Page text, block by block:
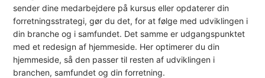
sender dine medarbejdere på kursus eller opdaterer din
forretningsstrategi, gør du det, for at følge med udviklingen i
din branche og i samfundet. Det samme er udgangspunktet
med et redesign af hjemmeside. Her optimerer du din
hjemmeside, så den passer til resten af udviklingen i
branchen, samfundet og din forretning.